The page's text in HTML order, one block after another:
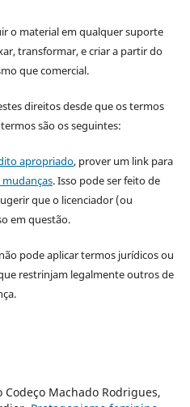
o material em qualquer suporte
transformar, e criar a partir do
que comercial.
direitos desde que os termos
são os seguintes:
apropriado, prover um link para
. Isso pode ser feito de
que o licenciador (ou
em questão.
pode aplicar termos jurídicos ou
restrinjam legalmente outros de
Codeço Machado Rodrigues,